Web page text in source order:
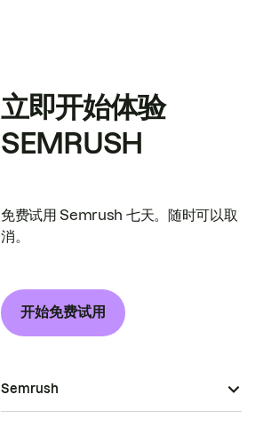
立即开始体验
SEMRUSH
免费试用 Semrush 七天。随时可以取
消。
开始免费试用
Semrush